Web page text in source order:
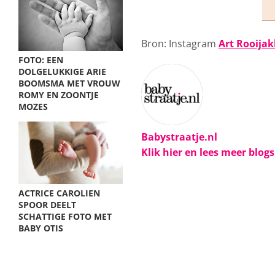
FOTO: EEN
DOLGELUKKIGE ARIE
BOOMSMA MET VROUW
ROMY EN ZOONTJE
MOZES
ACTRICE CAROLIEN
SPOOR DEELT
SCHATTIGE FOTO MET
BABY OTIS
Bron: Instagram Art
Babystraatje.nl
Klik hier en lees meer